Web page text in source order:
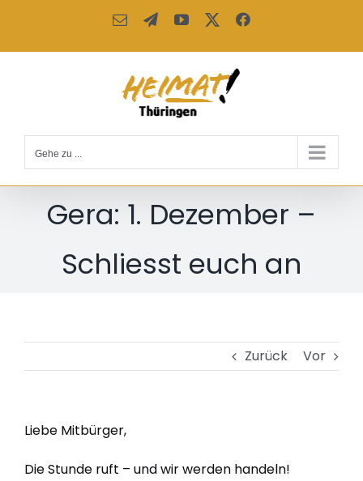
springen
E-
TelegramYouTube Facebook
Gehe zu ...
Gera: 1. Dezember –
Schliesst euch an
Zurück Vor
Liebe Mitbürger,
Die Stunde ruft – und wir werden handeln!